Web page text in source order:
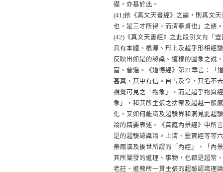
礎，亦基於此。
(41)依《真文天書經》之論，則真文
也，是三才所得，而清寧貞也」之語
(42) 《真文天書經》之此段引文有「
具有本體、根源、形上及超乎形相經
反映出如是的認識。這樣的圖象之說
富、普遍。《道德經》第21章言：「
甚真，其中有信。自古及今，其名不
視覺可見之「物象」，而是超乎物質
象」，和其所主張之捨棄及超越一般
化，又如何能識及超驗界和洞見此超
論的精要表述。《黃庭內景經》中所
是的超驗認識論。上清、靈寶經等等
秦兩漢及後世所謂的「內經」、「內
其所闡發的道理、事物，也都是超常
老莊、道教所一貫主張的超驗認識理